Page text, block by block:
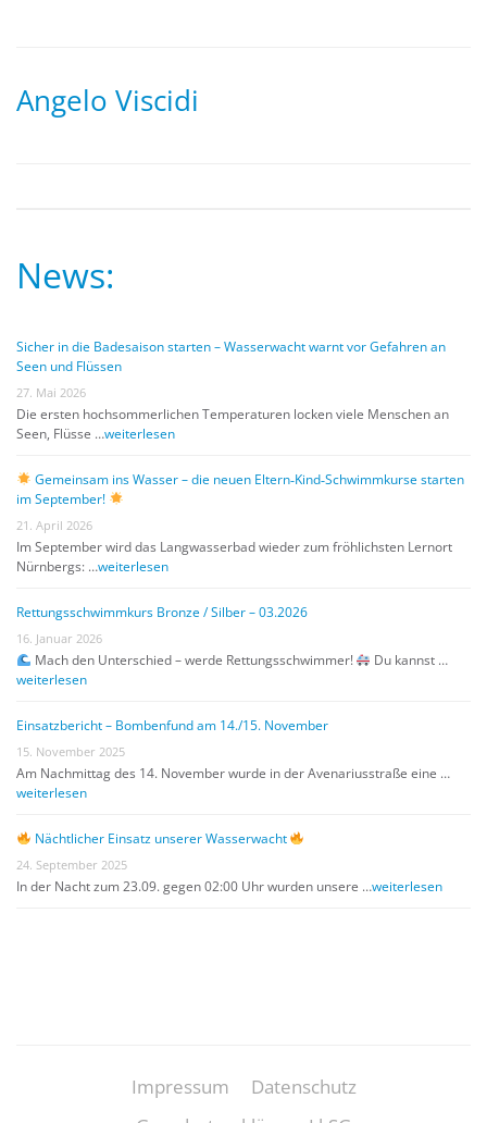
Angelo Viscidi
News:
Sicher in die Badesaison starten – Wasserwacht warnt vor Gefahren an
Seen und Flüssen
27. Mai 2026
Die ersten hochsommerlichen Temperaturen locken viele Menschen an
Seen, Flüsse …weiterlesen
Gemeinsam ins Wasser – die neuen Eltern‑Kind‑Schwimmkurse starten
im September!
21. April 2026
Im September wird das Langwasserbad wieder zum fröhlichsten Lernort
Nürnbergs: …weiterlesen
Rettungsschwimmkurs Bronze / Silber – 03.2026
16. Januar 2026
Mach den Unterschied – werde Rettungsschwimmer!
Du kannst …
weiterlesen
Einsatzbericht – Bombenfund am 14./15. November
15. November 2025
Am Nachmittag des 14. November wurde in der Avenariusstraße eine …
weiterlesen
Nächtlicher Einsatz unserer Wasserwacht
24. September 2025
In der Nacht zum 23.09. gegen 02:00 Uhr wurden unsere …weiterlesen
Impressum
Datenschutz